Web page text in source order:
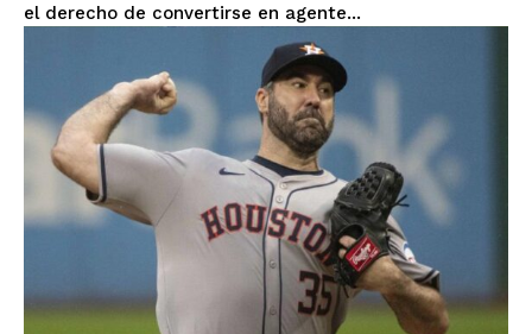
el derecho de convertirse en agente...